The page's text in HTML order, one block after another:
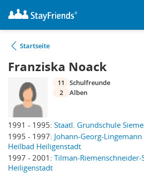
Startseite
Franziska Noack
1991 - 1995: Staatl. Grundschule
1995 - 1997: Johann-Georg-
Heilbad Heiligenstadt
1997 - 2001: Tilman-Riemenschneider-
Heiligenstadt
11
Schulfreunde
2
Alben